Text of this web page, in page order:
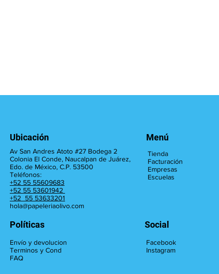
Av San Andres Atoto #27 Bodega 2
Colonia El Conde, Naucalpan de Juárez,
Edo. de México, C.P. 53500
Teléfonos:
+52 55 55609683
+52 55 53601942
+52 55 53633201
hola@papeleriaolivo.com
Ubicación
Envío y devolucion
Terminos y Cond
FAQ
Políticas
Facebook
Instagram
Social
Tienda
Facturación
Empresas
Escuelas
Menú